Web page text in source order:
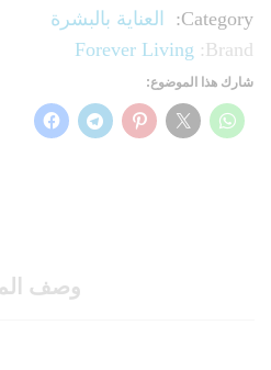
Category:
العناية بالبشرة
Brand:
Forever Living
شارك هذا الموضوع:
وصف